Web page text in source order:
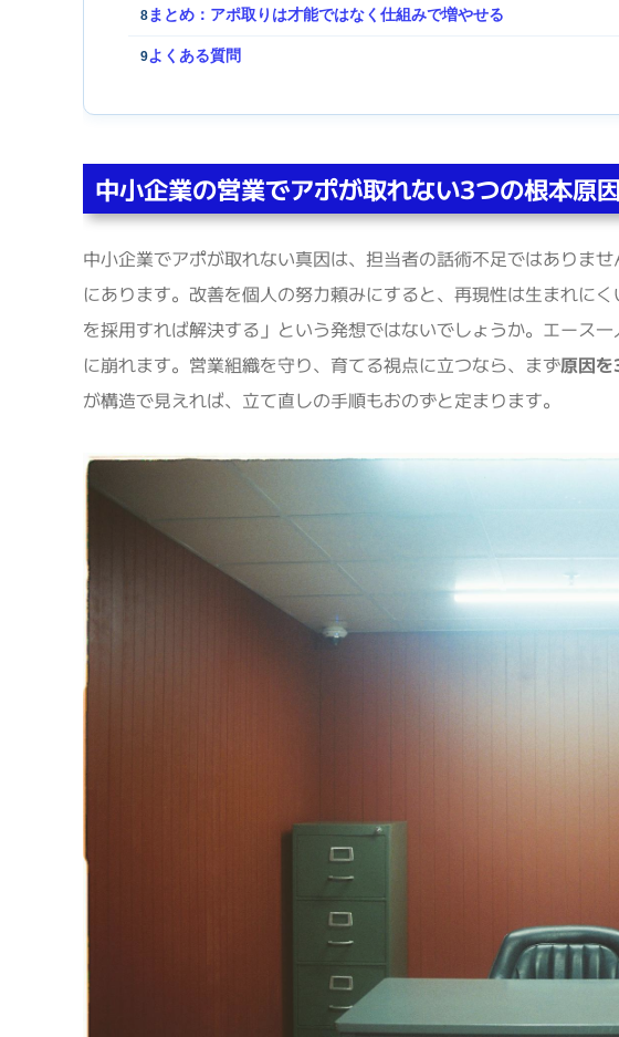
8まとめ：アポ取りは才能ではなく仕組みで増やせる
9よくある質問
中小企業の営業でアポが取れない3つの根本原因
中小企業でアポが取れない真因は、担当者の話術不足ではありま
にあります。改善を個人の努力頼みにすると、再現性は生まれに
を採用すれば解決する」という発想ではないでしょうか。エース
に崩れます。営業組織を守り、育てる視点に立つなら、まず原因を
が構造で見えれば、立て直しの手順もおのずと定まります。